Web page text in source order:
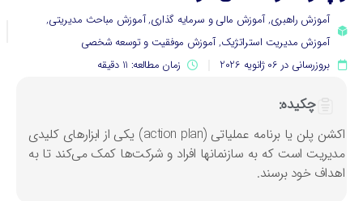
آموزش راهبری,آموزش مالی و سرمایه گذاری,آموزش مباحث مدیریتی,
آموزش مدیریت استراتژیک,آموزش موفقیت و توسعه شخصی
بروزرسانی در 06 ژانویه 2026
زمان مطالعه: 11 دقیقه
چکیده:
اکشن پلن یا برنامه عملیاتی (action plan) یکی از ابزارهای کلیدی
است که به سازنمانها افراد و شرکت‌ها کمک می‌کند تا به
خود برسند.